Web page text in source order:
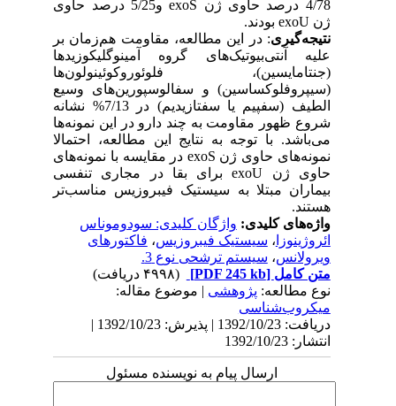
4/78 درصد حاوی ژن exoS و5/25 درصد حاوی
ژن exoU بودند.
نتیجه‌گیری: در این مطالعه، مقاومت هم‌زمان بر
علیه آنتی‌بیوتیک‌های گروه آمینوگلیکوزیدها
(جنتامایسین)، فلوئوروکوئینولون‌ها
(سیپروفلوکساسین) و سفالوسپورین‌های وسیع
الطیف (سفپیم یا سفتازیدیم) در 7/13% نشانه
شروع ظهور مقاومت به چند دارو در این نمونه‌ها
می‌باشد. با توجه به نتایج این مطالعه، احتمالا
نمونه‌های حاوی ژن exoS در مقایسه با نمونه‌های
حاوی ژن exoU برای بقا در مجاری تنفسی
بیماران مبتلا به سیستیک فیبروزیس مناسب‌تر
هستند.
واژه‌های کلیدی:واژگان کلیدی: سودوموناس
ائروژینوزا، سیستیک فیبروزیس،فاکتورهای
ویرولانس،سیستم ترشحی نوع 3.
متن کامل[PDF 245 kb]
نوع مطالعه:پژوهشی| موضوع مقاله:
میکروب‌شناسی
دریافت: 1392/10/23 | پذیرش: 1392/10/23 |
انتشار: 1392/10/23
ارسال پیام به نویسنده مسئول